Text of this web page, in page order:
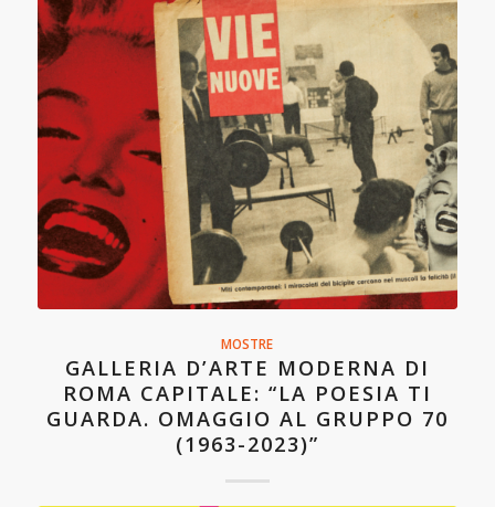
MOSTRE
GALLERIA D’ARTE MODERNA DI
ROMA CAPITALE: “LA POESIA TI
GUARDA. OMAGGIO AL GRUPPO 70
(1963-2023)”